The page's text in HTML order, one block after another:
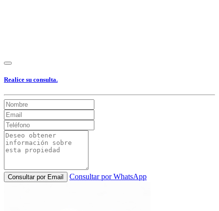
Realice su consulta.
Consultar por Email Consultar por WhatsApp